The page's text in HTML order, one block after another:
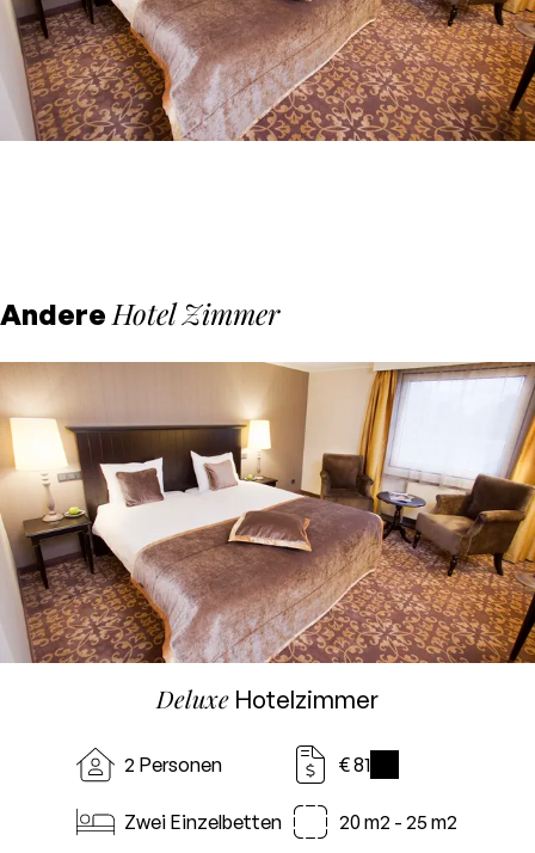
AndereHotel Zimmer
Deluxe Hotelzimmer
2 Personen
€ 81
Zwei Einzelbetten
20 m2 - 25 m2